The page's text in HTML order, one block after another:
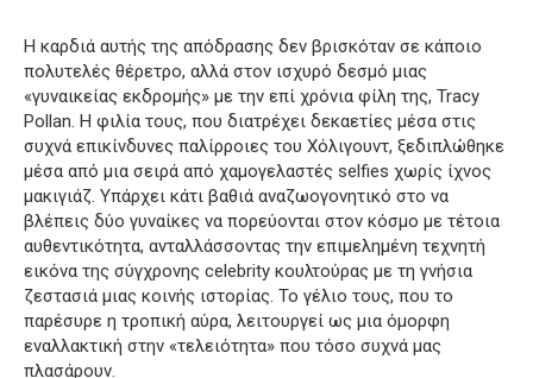
Η καρδιά αυτής της απόδρασης δεν βρισκόταν σε κάποιο
πολυτελές θέρετρο, αλλά στον ισχυρό δεσμό μιας
«γυναικείας εκδρομής» με την επί χρόνια φίλη της, Tracy
Pollan. Η φιλία τους, που διατρέχει δεκαετίες μέσα στις
συχνά επικίνδυνες παλίρροιες του Χόλιγουντ, ξεδιπλώθηκε
μέσα από μια σειρά από χαμογελαστές selfies χωρίς ίχνος
μακιγιάζ. Υπάρχει κάτι βαθιά αναζωογονητικό στο να
βλέπεις δύο γυναίκες να πορεύονται στον κόσμο με τέτοια
αυθεντικότητα, ανταλλάσσοντας την επιμελημένη τεχνητή
εικόνα της σύγχρονης celebrity κουλτούρας με τη γνήσια
ζεστασιά μιας κοινής ιστορίας. Το γέλιο τους, που το
παρέσυρε η τροπική αύρα, λειτουργεί ως μια όμορφη
εναλλακτική στην «τελειότητα» που τόσο συχνά μας
πλασάρουν.